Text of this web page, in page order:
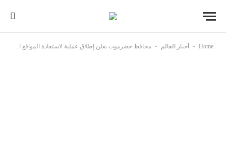
Home
- أخبار العالم - محافظ حضرموت يعلن إطلاق عملية لاستعادة المواقع العسكرية “سلميا”: هذه العملية ليست إعلان حرب